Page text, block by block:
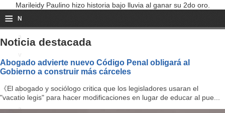
Marileidy Paulino hizo historia bajo lluvia al ganar su 2do oro.
≡ N
a
i
g
a
Noticia destacada
Abogado advierte nuevo Código Penal obligará al
Gobierno a construir más cárceles
《El abogado y sociólogo critica que los legisladores usaran el
"vacatio legis" para hacer modificaciones en lugar de educar al pue...